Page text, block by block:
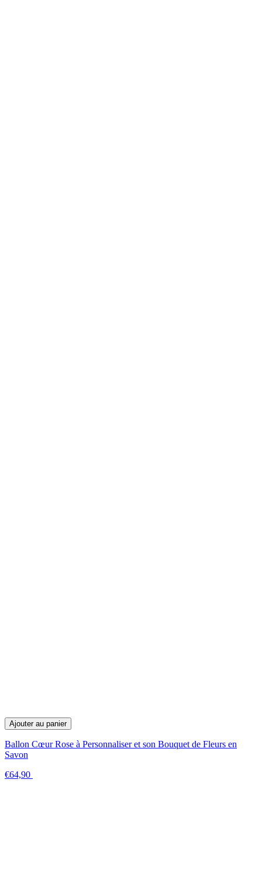
Ajouter au panier
Ballon Cœur Rose à Personnaliser et son Bouquet de Fleurs en
Savon
€64,90